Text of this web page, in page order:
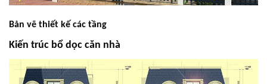
Bản vẽ thiết kế các tầng
Kiến trúc bổ dọc căn nhà